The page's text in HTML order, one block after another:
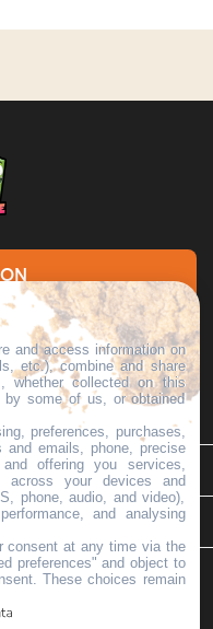


keyboard_arrow_down
and access information on
etc.), combine and share
whether collected on this
some of us, or obtained
preferences, purchases,
and emails, phone, precise
offering you services,
across your devices and
phone, audio, and video),
and analysing
consent at any time via the
preferences" and object to
These choices remain